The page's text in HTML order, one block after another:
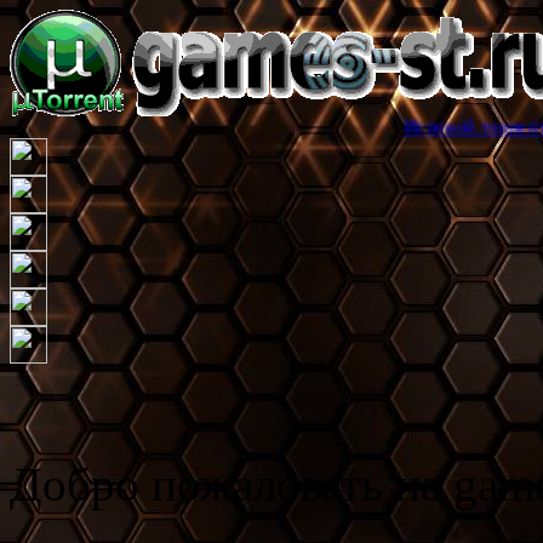
Игровой торрент трекер
Добро пожаловать на